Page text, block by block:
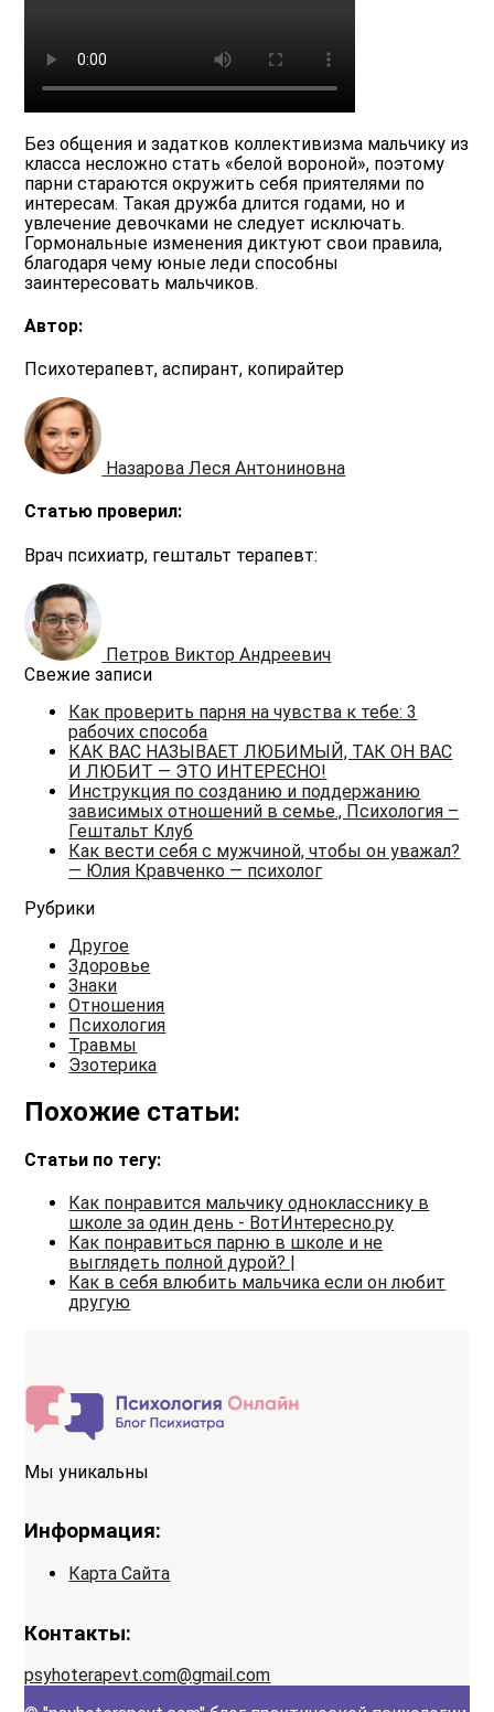
Без общения и задатков коллективизма мальчику из
класса несложно стать «белой вороной», поэтому
парни стараются окружить себя приятелями по
интересам. Такая дружба длится годами, но и
увлечение девочками не следует исключать.
Гормональные изменения диктуют свои правила,
благодаря чему юные леди способны
заинтересовать мальчиков.
Автор:
Психотерапевт, аспирант, копирайтер
Назарова Леся Антониновна
Статью проверил:
Врач психиатр, гештальт терапевт:
Петров Виктор Андреевич
Свежие записи
Как проверить парня на чувства к тебе: 3
рабочих способа
КАК ВАС НАЗЫВАЕТ ЛЮБИМЫЙ, ТАК ОН ВАС
И ЛЮБИТ — ЭТО ИНТЕРЕСНО!
Инструкция по созданию и поддержанию
зависимых отношений в семье., Психология –
Гештальт Клуб
Как вести себя с мужчиной, чтобы он уважал?
— Юлия Кравченко — психолог
Рубрики
Другое
Здоровье
Знаки
Отношения
Психология
Травмы
Эзотерика
Похожие статьи:
Статьи по тегу:
Как понравится мальчику однокласснику в
школе за один день - ВотИнтересно.ру
Как понравиться парню в школе и не
выглядеть полной дурой? |
Как в себя влюбить мальчика если он любит
другую
Мы уникальны
Информация:
Карта Сайта
Контакты:
psyhoterapevt.com@gmail.com